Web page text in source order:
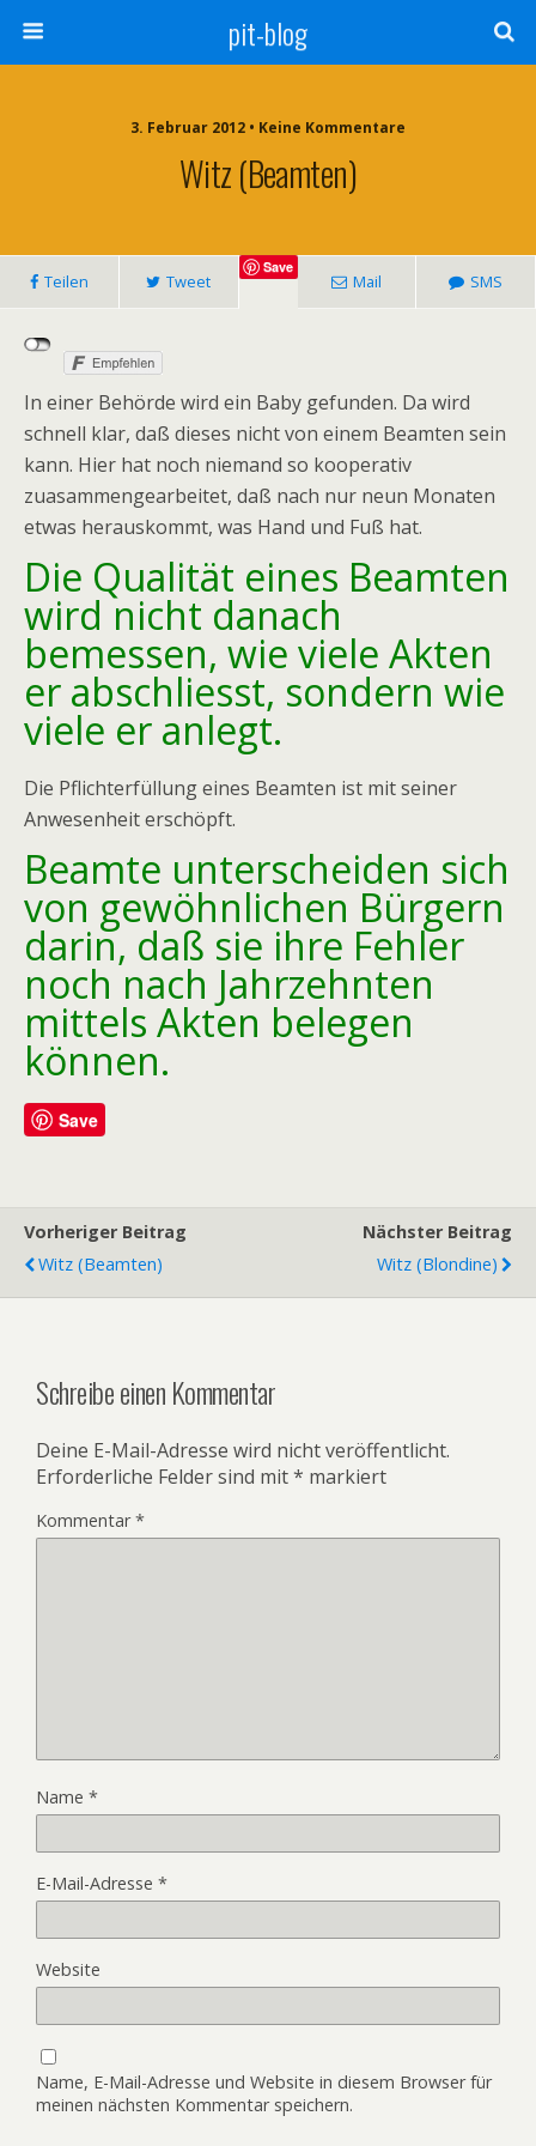
pit-blog
3. Februar 2012 • Keine Kommentare
Witz (Beamten)
Teilen Tweet
Save
Mail SMS
In einer Behörde wird ein Baby gefunden. Da wird
schnell klar, daß dieses nicht von einem Beamten sein
kann. Hier hat noch niemand so kooperativ
zuasammengearbeitet, daß nach nur neun Monaten
etwas herauskommt, was Hand und Fuß hat.
Die Qualität eines Beamten
wird nicht danach
bemessen, wie viele Akten
er abschliesst, sondern wie
viele er anlegt.
Die Pflichterfüllung eines Beamten ist mit seiner
Anwesenheit erschöpft.
Beamte unterscheiden sich
von gewöhnlichen Bürgern
darin, daß sie ihre Fehler
noch nach Jahrzehnten
mittels Akten belegen
können.
Save
Vorheriger Beitrag
Witz (Beamten)
Nächster Beitrag
Witz (Blondine)
Schreibe einen Kommentar
Deine E-Mail-Adresse wird nicht veröffentlicht.
Erforderliche Felder sind mit* markiert
Kommentar*
Name *
E-Mail-Adresse *
Website
Name, E-Mail-Adresse und Website in diesem Browser für
meinen nächsten Kommentar speichern.